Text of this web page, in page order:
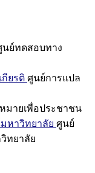
นย์ทดสอบทาง
ยรติ ศูนย์การแปล
มายเพื่อประชาชน
หาวิทยาลัย ศูนย์
ทยาลัย